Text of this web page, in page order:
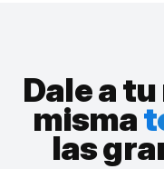
Dale a
misma
las